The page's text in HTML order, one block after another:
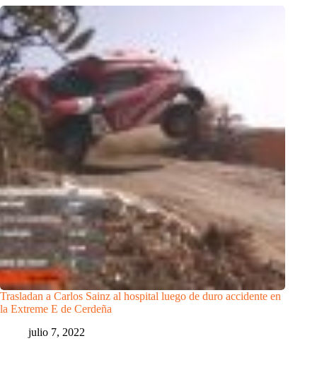
Trasladan a Carlos Sainz al hospital luego de duro accidente en
la Extreme E de Cerdeña
julio 7, 2022